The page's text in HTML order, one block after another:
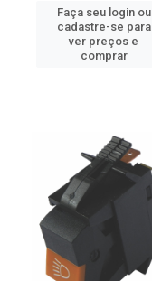
Faça seu login ou
cadastre-se para
ver preços e
comprar